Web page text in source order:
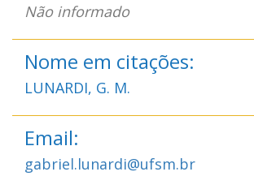
Não informado
Nome em citações:
LUNARDI, G. M.
Email:
gabriel.lunardi@ufsm.br